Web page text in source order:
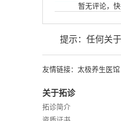
暂无评论，快
提示：任何关
友情链接： 太极养生医馆
关于拓诊
拓诊简介